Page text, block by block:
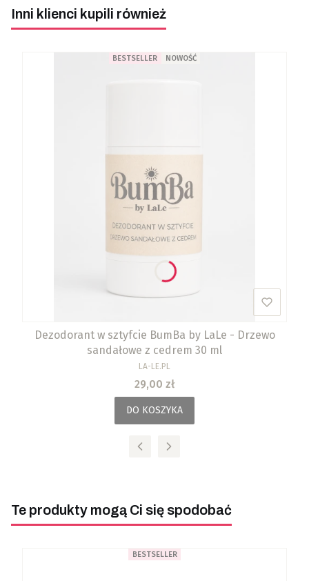
Inni klienci kupili również
BESTSELLER NOWOŚĆ
Dezodorant w sztyfcie BumBa by LaLe - Drzewo
sandałowe z cedrem 30 ml
PRODUCENT
LA-LE.PL
Cena
29,00 zł
DO KOSZYKA
Te produkty mogą Ci się spodobać
BESTSELLER